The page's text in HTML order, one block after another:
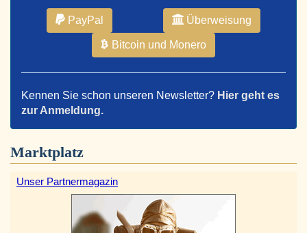
PayPal Überweisung
Bitcoin und Monero
Kennen Sie schon unseren Newsletter? Hier geht es
zur Anmeldung.
Marktplatz
Unser Partnermagazin